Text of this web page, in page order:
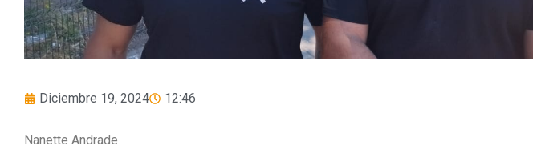
Diciembre 19, 2024 12:46
Nanette Andrade